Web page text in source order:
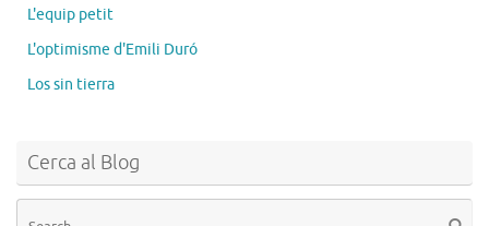
L'equip petit
L'optimisme d'Emili Duró
Los sin tierra
Cerca al Blog